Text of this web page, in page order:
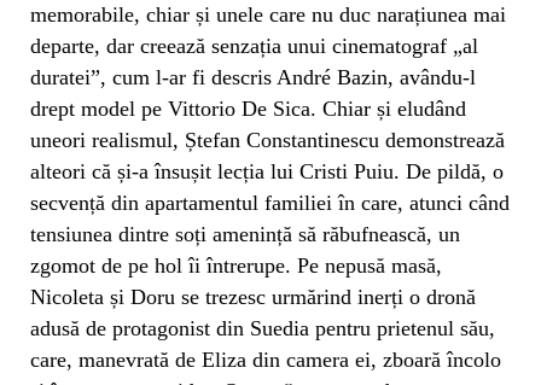
memorabile, chiar și unele care nu duc narațiunea mai
departe, dar creează senzația unui cinematograf „al
duratei”, cum l-ar fi descris André Bazin, avându-l
drept model pe Vittorio De Sica. Chiar și eludând
uneori realismul, Ștefan Constantinescu demonstrează
alteori că și-a însușit lecția lui Cristi Puiu. De pildă, o
secvență din apartamentul familiei în care, atunci când
tensiunea dintre soți amenință să răbufnească, un
zgomot de pe hol îi întrerupe. Pe nepusă masă,
Nicoleta și Doru se trezesc urmărind inerți o dronă
adusă de protagonist din Suedia pentru prietenul său,
care, manevrată de Eliza din camera ei, zboară încolo